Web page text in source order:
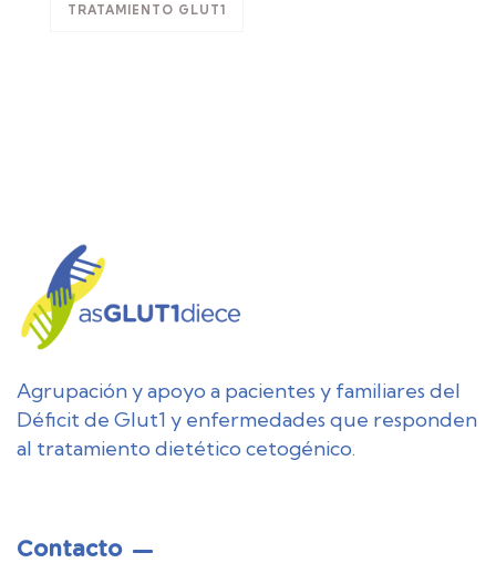
TRATAMIENTO GLUT1
Agrupación y apoyo a pacientes y familiares del
Déficit de Glut1 y enfermedades que responden
al tratamiento dietético cetogénico.
Contacto